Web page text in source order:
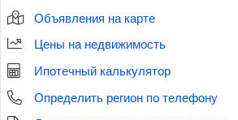
Объявления на карте
Цены на недвижимость
Ипотечный калькулятор
Определить регион по телефону